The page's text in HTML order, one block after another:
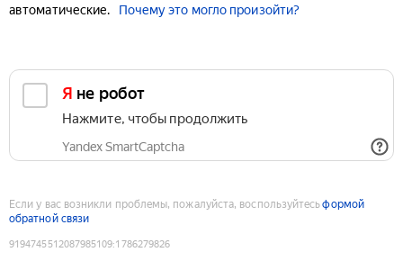
автоматические.
Почему это могло произойти?
Я не робот
Нажмите, чтобы продолжить
Yandex SmartCaptcha
Если у вас возникли проблемы, пожалуйста, воспользуйтесьформой
обратной связи
9194745512087985109:1786279826